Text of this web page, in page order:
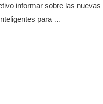
informar sobre las
para …